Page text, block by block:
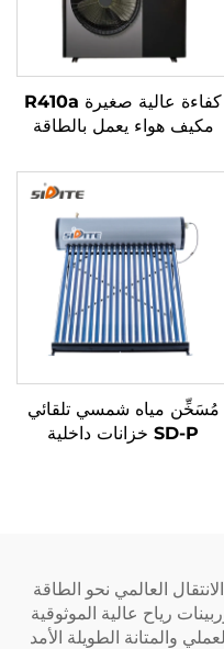
كفاءة عالية صغيرة R410a
مكيف هواء يعمل بالطاقة
المنزلية المستقلة للموادل
مُسَخِّن مياه شمسي تلقائي
SD-P خزانات داخلية
العالمي نحو الطاقة
رياح عالية الموثوقية
والمتانة الطويلة الأمد